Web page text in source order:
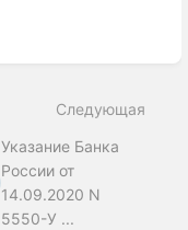
Следующая
Указание Банка
России от
14.09.2020 N
5550-У ...